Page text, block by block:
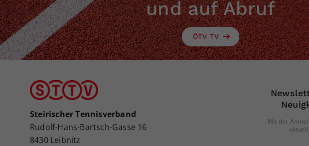
und auf Abruf
ÖTV TV
Steirischer Tennisverband
Rudolf-Hans-Bartsch-Gasse 16
8430 Leibnitz
Mit der